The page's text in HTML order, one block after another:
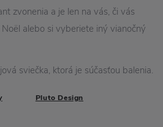
zvonenia a je len na vás, či vás
alebo si vyberiete iný vianočný
sviečka, ktorá je súčasťou balenia.
Pluto Design